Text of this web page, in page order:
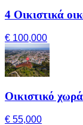
4 Οικιστικά
€ 100,000
Οικιστικό
€ 55,000